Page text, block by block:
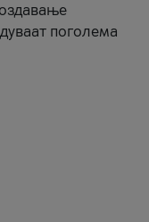
поголема